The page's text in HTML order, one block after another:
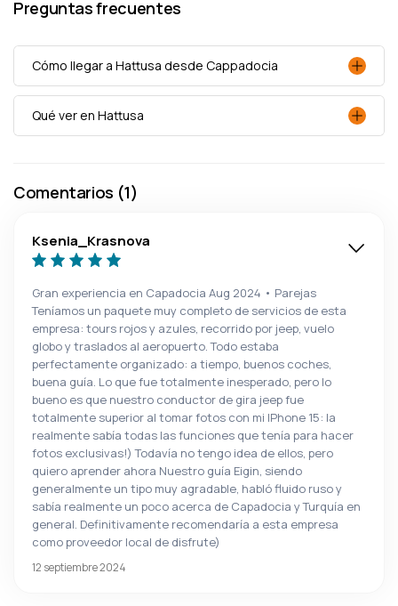
Preguntas frecuentes
Cómo llegar a Hattusa desde Cappadocia
Qué ver en Hattusa
Comentarios (1)
Ksenia_Krasnova
Gran experiencia en Capadocia Aug 2024 • Parejas
Teníamos un paquete muy completo de servicios de esta
empresa: tours rojos y azules, recorrido por jeep, vuelo
globo y traslados al aeropuerto. Todo estaba
perfectamente organizado: a tiempo, buenos coches,
buena guía. Lo que fue totalmente inesperado, pero lo
bueno es que nuestro conductor de gira jeep fue
totalmente superior al tomar fotos con mi IPhone 15: la
realmente sabía todas las funciones que tenía para hacer
fotos exclusivas!) Todavía no tengo idea de ellos, pero
quiero aprender ahora Nuestro guía Eigin, siendo
generalmente un tipo muy agradable, habló fluido ruso y
sabía realmente un poco acerca de Capadocia y Turquía en
general. Definitivamente recomendaría a esta empresa
como proveedor local de disfrute)
12 septiembre 2024